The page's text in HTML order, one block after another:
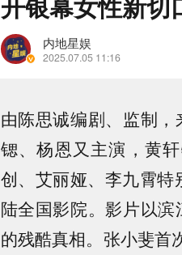
内地星娱
2025.07.05 11:16
由陈思诚编剧、监制
锶、杨恩又主演，黄
创、艾丽娅、李九霄
陆全国影院。影片以
的残酷真相。张小斐首